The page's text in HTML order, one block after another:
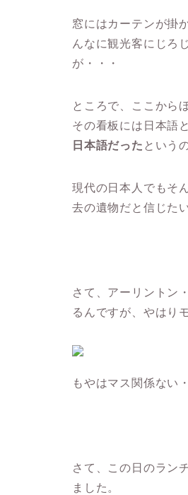
窓にはカーテンが掛
んなに観光客にじろ
が・・・
ところで、ここから
その看板には日本語
日本語だった という
現代の日本人でもそ
去の遺物だと信じた
さて、アーリントン
るんですが、やはり
もやはマス関係ない
さて、この日のラン
ました。